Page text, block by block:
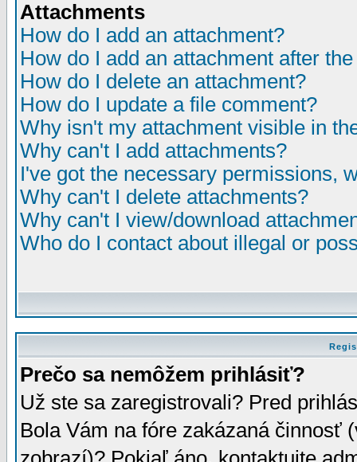
Attachments
How do I add an attachment?
How do I add an attachment after
How do I delete an attachment?
How do I update a file comment?
Why isn't my attachment visible in
Why can't I add attachments?
I've got the necessary permissions,
Why can't I delete attachments?
Why can't I view/download
Who do I contact about illegal or
Prečo sa nemôžem prihlásiť?
Už ste sa zaregistrovali? Pred
Bola Vám na fóre zakázaná činnosť